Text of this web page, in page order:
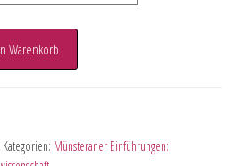
Warenkorb
Kategorien: Münsteraner Einführungen: